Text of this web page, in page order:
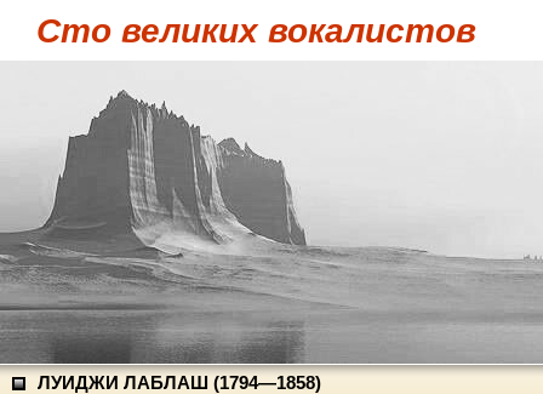
Сто великих вокалистов
ЛУИДЖИ ЛАБЛАШ (1794—1858)